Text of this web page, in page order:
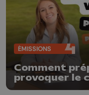
ÉMISSIONS
Comment
provoquer le